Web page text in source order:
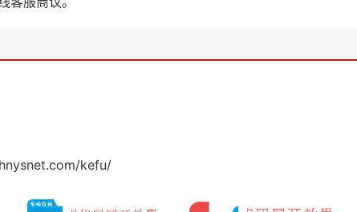
kefu/